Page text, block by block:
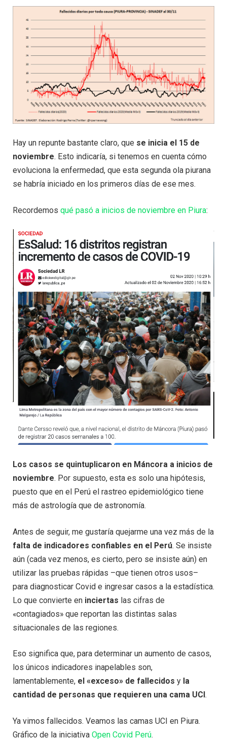
Hay un repunte bastante claro, que se inicia el 15 de
noviembre. Esto indicaría, si tenemos en cuenta cómo
evoluciona la enfermedad, que esta segunda ola piurana
se habría iniciado en los primeros días de ese mes.
Recordemos qué pasó a inicios de noviembre en Piura:
Los casos se quintuplicaron en Máncora a inicios de
noviembre. Por supuesto, esta es solo una hipótesis,
puesto que en el Perú el rastreo epidemiológico tiene
más de astrología que de astronomía.
Antes de seguir, me gustaría quejarme una vez más de la
falta de indicadores confiables en el Perú. Se insiste
aún (cada vez menos, es cierto, pero se insiste aún) en
utilizar las pruebas rápidas –que tienen otros usos–
para diagnosticar Covid e ingresar casos a la estadística.
Lo que convierte en inciertas las cifras de
«contagiados» que reportan las distintas salas
situacionales de las regiones.
Eso significa que, para determinar un aumento de casos,
los únicos indicadores inapelables son,
lamentablemente, el «exceso» de fallecidos y la
cantidad de personas que requieren una cama UCI.
Ya vimos fallecidos. Veamos las camas UCI en Piura.
Gráfico de la iniciativa Open Covid Perú.